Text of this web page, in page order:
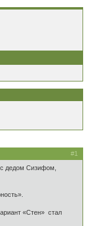
#1
с дедом Сизифом,
«Стен» стал